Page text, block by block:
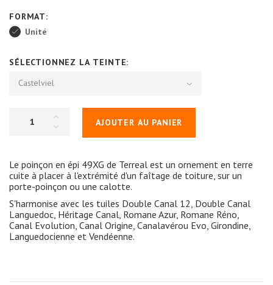
FORMAT:
Unité
SÉLECTIONNEZ LA TEINTE:
Castelviel
AJOUTER AU PANIER
Le poinçon en épi 49XG de Terreal est un ornement en terre
cuite à placer à l'extrémité d'un faîtage de toiture, sur un
porte-poinçon ou une calotte.
S'harmonise avec les tuiles Double Canal 12, Double Canal
Languedoc, Héritage Canal, Romane Azur, Romane Réno,
Canal Evolution, Canal Origine, Canalavérou Evo, Girondine,
Languedocienne et Vendéenne.